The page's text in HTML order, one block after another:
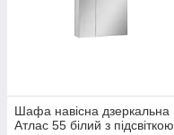
Шафа навісна дзеркальна
Атлас 55 білий з підсвіткою